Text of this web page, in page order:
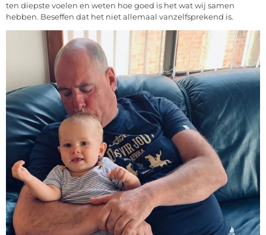
ten diepste voelen en weten hoe goed is het wat wij samen
hebben. Beseffen dat het niet allemaal vanzelfsprekend is.